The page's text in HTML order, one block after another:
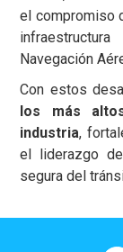
el compromiso
Navegación
Con estos
los más
industria,
el liderazgo
segura del